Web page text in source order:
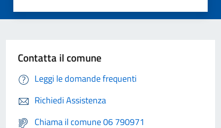
Contatta il comune
Leggi le domande frequenti
Richiedi Assistenza
Chiama il comune 06 790971